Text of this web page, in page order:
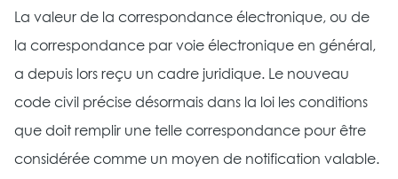
La valeur de la correspondance électronique, ou de
la correspondance par voie électronique en général,
a depuis lors reçu un cadre juridique. Le nouveau
code civil précise désormais dans la loi les conditions
que doit remplir une telle correspondance pour être
considérée comme un moyen de notification valable.